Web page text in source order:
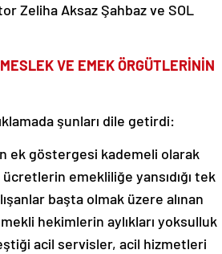
Zeliha Aksaz Şahbaz ve SOL
VE EMEK ÖRGÜTLERİNİN
şunları dile getirdi:
ek göstergesi kademeli olarak
ücretlerin emekliliğe yansıdığı tek
başta olmak üzere alınan
hekimlerin aylıkları yoksulluk
acil servisler, acil hizmetleri